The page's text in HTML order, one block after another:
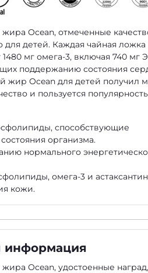
Ocean, отмеченные
для детей. Каждая чайная ложка
мг омега-3, включая 740 мг
поддержанию состояния
жир Ocean для детей получил
и пользуется
способствующие
организма.
нормального
омега-3 и
кожи.
информация
Ocean, удостоенные